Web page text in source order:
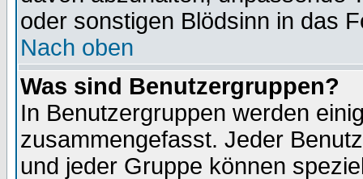
oder sonstigen Blödsinn in das
Nach oben
Was sind Benutzergruppen?
In Benutzergruppen werden
zusammengefasst. Jeder
und jeder Gruppe können